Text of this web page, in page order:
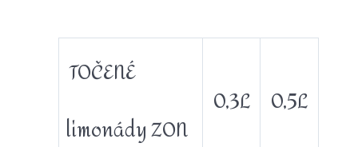
TOČENÉ
limonády ZON
0,3L 0,5L